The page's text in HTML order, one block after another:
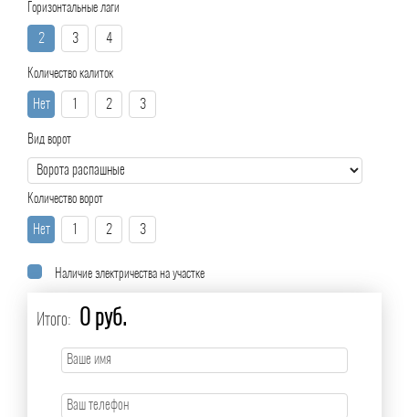
Горизонтальные лаги
2 3 4
Количество калиток
Нет 2 3
Вид ворот
Количество ворот
Нет 2 3
Наличие электричества на участке
Итого: 0 руб.